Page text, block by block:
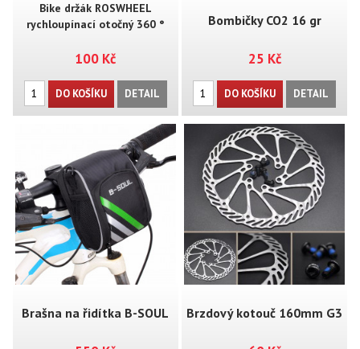
Bike držák ROSWHEEL
rychloupínací otočný 360 °
100 Kč
DO KOŠÍKU DETAIL
Bombičky CO2 16 gr
jednorázové
25 Kč
DO KOŠÍKU DETAIL
Brašna na řidítka B-SOUL Brzdový kotouč 160mm G3